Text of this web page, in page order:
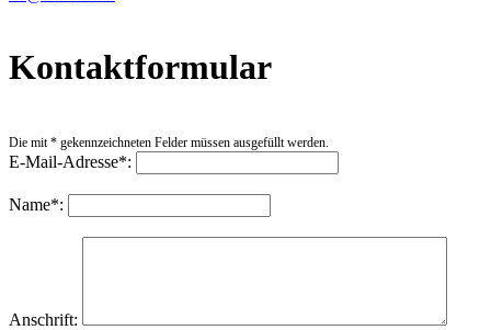
Kontaktformular
Die mit * gekennzeichneten Felder müssen ausgefüllt werden.
E-Mail-Adresse*:
Name*:
Anschrift: